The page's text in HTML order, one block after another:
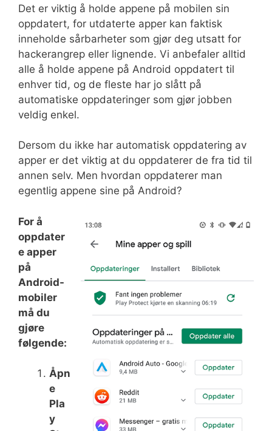
Det er viktig å holde appene på mobilen sin
oppdatert, for utdaterte apper kan faktisk
inneholde sårbarheter som gjør deg utsatt for
hackerangrep eller lignende. Vi anbefaler alltid
alle å holde appene på Android oppdatert til
enhver tid, og de fleste har jo slått på
automatiske oppdateringer som gjør jobben
veldig enkel.
Dersom du ikke har automatisk oppdatering av
apper er det viktig at du oppdaterer de fra tid til
annen selv. Men hvordan oppdaterer man
egentlig appene sine på Android?
For å
oppdater
e apper
på
Android-
mobiler
må du
gjøre
følgende:
Åpn
e
Pla
y